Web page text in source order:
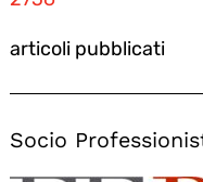
articoli pubblicati
Socio